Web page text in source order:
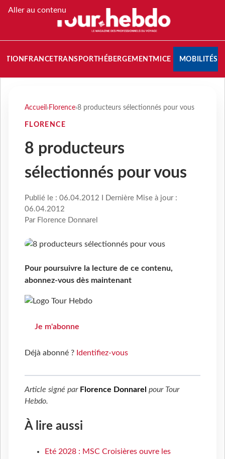
Aller au contenu
FRANCETRANSPORT HÉBERGEMENTMICE MOBILITÉS
Accueil › Florence›8 producteurs sélectionnés pour vous
FLORENCE
8 producteurs
sélectionnés pour vous
Publié le : 06.04.2012 I Dernière Mise à jour :
06.04.2012
Par Florence Donnarel
Pour poursuivre la lecture de ce contenu,
abonnez-vous dès maintenant
Je m'abonne
Déjà abonné ? Identifiez-vous
Article signé par Florence Donnarel pour Tour
Hebdo.
À lire aussi
Eté 2028 : MSC Croisières ouvre les